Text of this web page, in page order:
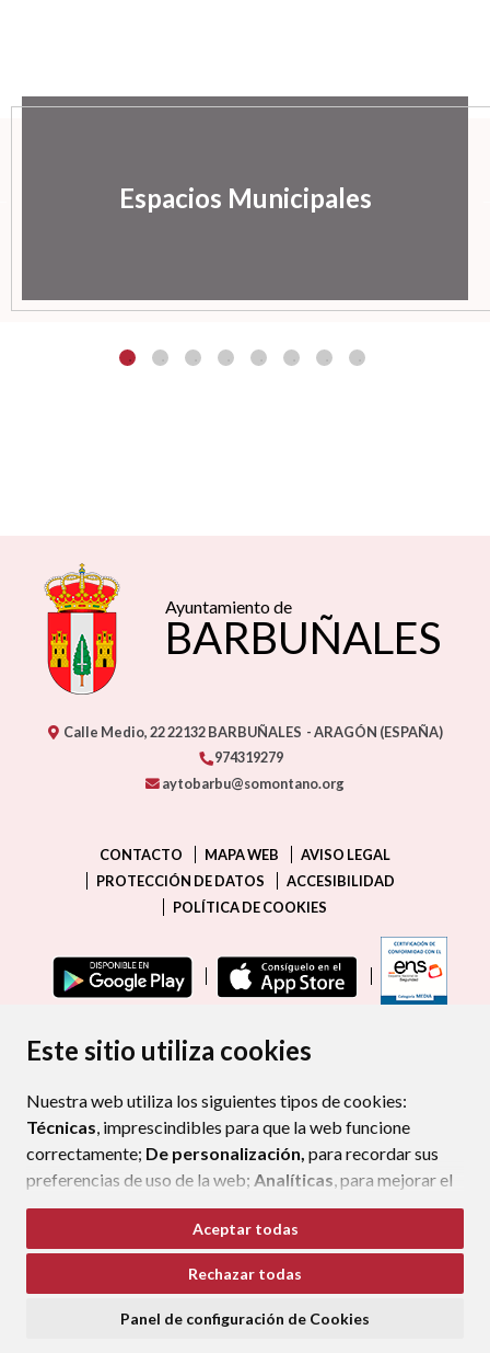
Este sitio utiliza cookies
Nuestra web utiliza los siguientes tipos de cookies:
Técnicas, imprescindibles para que la web funcione
correctamente; De personalización, para recordar sus
preferencias de uso de la web; Analíticas, para mejorar el
funcionamiento de la web y sus servicios.
Si acepta pulsando el botón“Aceptar todas”
consideramos que acepta su uso. Si pulsa el botón
ninguna acción, se guardarán las cookies técnicas
Aceptar todas
Rechazar todas
Panel de configuración de Cookies
Espacios Municipales
Ayuntamiento de
BARBUÑALES
Calle Medio, 2222132 BARBUÑALES - ARAGÓN (ESPAÑA)
974319279
aytobarbu@somontano.org
CONTACTO MAPA WEB
AVISO LEGAL
PROTECCIÓN DE DATOS
ACCESIBILIDAD
POLÍTICA DE COOKIES